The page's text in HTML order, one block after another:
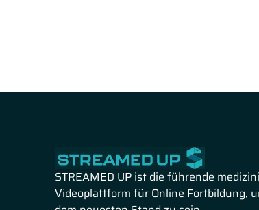
STREAMED UP ist die führende
Videoplattform für Online Fortbildung,